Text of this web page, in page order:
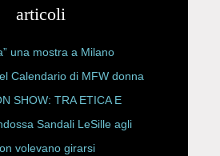
articoli
una mostra a Milano
Calendario di MFW donna
SHOW: TRA ETICA E
Sandali LeSille agli
volevano girarsi